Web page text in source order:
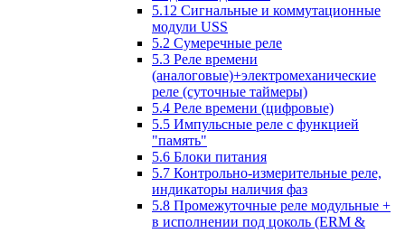
5.12 Сигнальные и коммутационные
модули USS
5.2 Сумеречные реле
5.3 Реле времени
(аналоговые)+электромеханические
реле (суточные таймеры)
5.4 Реле времени (цифровые)
5.5 Импульсные реле с функцией
"память"
5.6 Блоки питания
5.7 Контрольно-измерительные реле,
индикаторы наличия фаз
5.8 Промежуточные реле модульные +
в исполнении под цоколь (ERM &